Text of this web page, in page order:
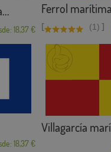
18,37 €
Ferrol marítima
[ (1) ]
18,37 €
Villagarcía